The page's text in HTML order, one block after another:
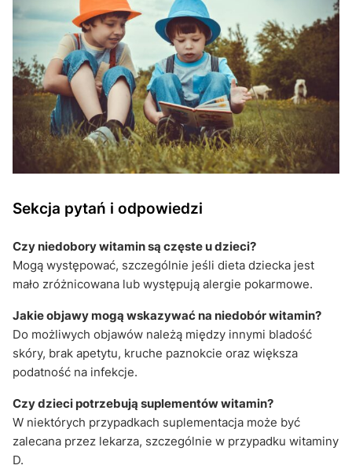
Sekcja pytań i odpowiedzi
Czy niedobory witamin są częste u dzieci?
Mogą występować, szczególnie jeśli dieta dziecka jest
mało zróżnicowana lub występują alergie pokarmowe.
Jakie objawy mogą wskazywać na niedobór witamin?
Do możliwych objawów należą między innymi bladość
skóry, brak apetytu, kruche paznokcie oraz większa
podatność na infekcje.
Czy dzieci potrzebują suplementów witamin?
W niektórych przypadkach suplementacja może być
zalecana przez lekarza, szczególnie w przypadku witaminy
D.